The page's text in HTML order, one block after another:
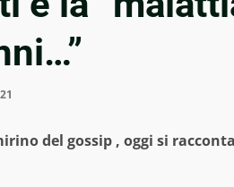
del gossip , oggi si